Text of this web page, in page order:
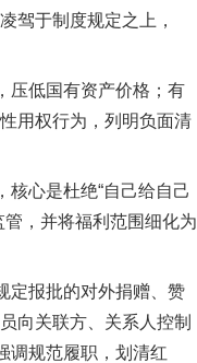
驾于制度规定之上，
压低国有资产价格；有
用权行为，列明负面清
心是杜绝“自己给自己
，并将福利范围细化为
定报批的对外捐赠、赞
向关联方、关系人控制
调规范履职，划清红